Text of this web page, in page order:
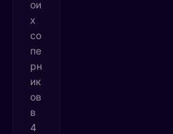
ои
х
со
пе
рн
ик
ов
в
4